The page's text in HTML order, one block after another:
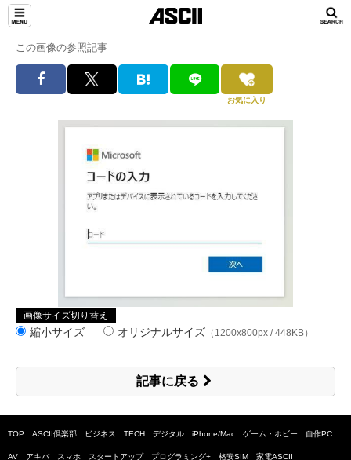
この画像の参照記事
お気に入り
画像サイズ切り替え
縮小サイズ オリジナルサイズ （1200x800px / 448KB）
記事に戻る
TOP ASCII倶楽部 ビジネス TECH デジタル iPhone/Mac ゲーム・ホビー 自作PC
AV アキバ スマホ スタートアップ プログラミング+ 格安SIM 家電ASCII